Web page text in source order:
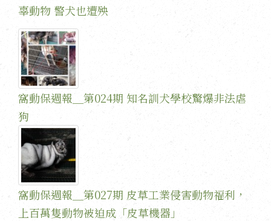
辜動物 警犬也遭殃
窩動保週報＿第024期 知名訓犬學校驚爆非法虐
狗
窩動保週報＿第027期 皮草工業侵害動物福利，
上百萬隻動物被迫成「皮草機器」